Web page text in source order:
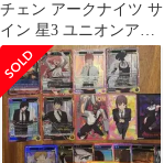
チェン アークナイツ サ
イン 星3 ユニオンアリ
ーナ パラレル